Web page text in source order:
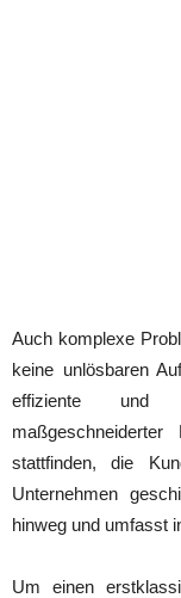
Auch komplexe
keine unlösbaren
effiziente und
stattfinden, die
Unternehmen
hinweg und umfasst
Um einen